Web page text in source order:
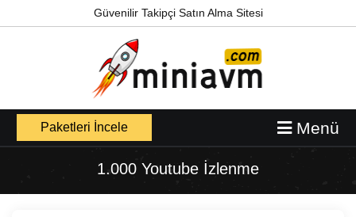
Güvenilir Takipçi Satın Alma Sitesi
Menü
Paketleri İncele
1.000 Youtube İzlenme